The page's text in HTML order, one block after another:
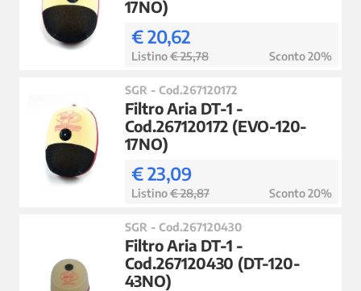
17NO)
€ 20,62
Listino€ 25,78 Sconto 20%
SGR - Cod.267120172
Filtro Aria DT-1 -
Cod.267120172 (EVO-120-
17NO)
€ 23,09
Listino€ 28,87 Sconto 20%
SGR - Cod.267120430
Filtro Aria DT-1 -
Cod.267120430 (DT-120-
43NO)